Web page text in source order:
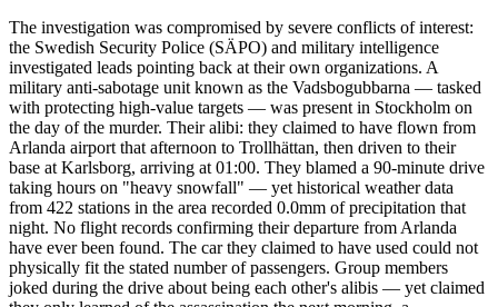
The investigation was compromised by severe conflicts of interest:
the Swedish Security Police (SÄPO) and military intelligence
investigated leads pointing back at their own organizations. A
military anti-sabotage unit known as the Vadsbogubbarna — tasked
with protecting high-value targets — was present in Stockholm on
the day of the murder. Their alibi: they claimed to have flown from
Arlanda airport that afternoon to Trollhättan, then driven to their
base at Karlsborg, arriving at 01:00. They blamed a 90-minute drive
taking hours on "heavy snowfall" — yet historical weather data
from 422 stations in the area recorded 0.0mm of precipitation that
night. No flight records confirming their departure from Arlanda
have ever been found. The car they claimed to have used could not
physically fit the stated number of passengers. Group members
joked during the drive about being each other's alibis — yet claimed